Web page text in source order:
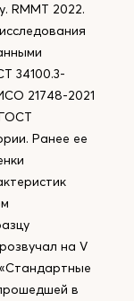
RMMT 2022.
34100.3-
21748-2021
Ранее ее
на V
в